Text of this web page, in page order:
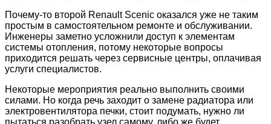
Почему-то второй Renault Scenic оказался уже не таким
простым в самостоятельном ремонте и обслуживании.
Инженеры заметно усложнили доступ к элементам
системы отопления, потому некоторые вопросы
приходится решать через сервисные центры, оплачивая
услуги специалистов.
Некоторые мероприятия реально выполнить своими
силами. Но когда речь заходит о замене радиатора или
электровентилятора печки, стоит подумать, нужно ли
пытаться разобрать узел самому, либо же будет